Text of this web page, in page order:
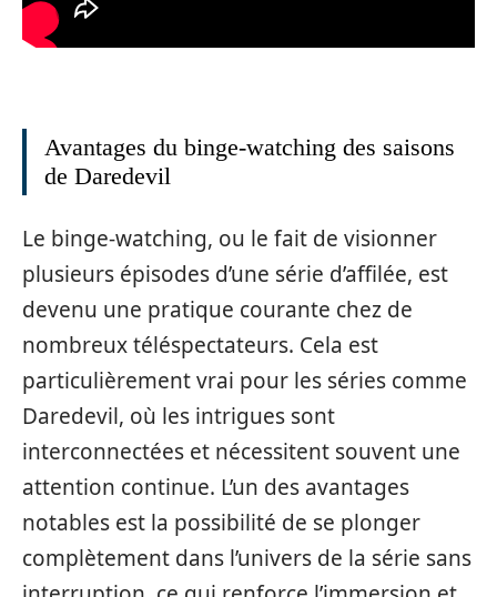
Avantages du binge-watching des saisons
de Daredevil
Le binge-watching, ou le fait de visionner
plusieurs épisodes d’une série d’affilée, est
devenu une pratique courante chez de
nombreux téléspectateurs. Cela est
particulièrement vrai pour les séries comme
Daredevil, où les intrigues sont
interconnectées et nécessitent souvent une
attention continue. L’un des avantages
notables est la possibilité de se plonger
complètement dans l’univers de la série sans